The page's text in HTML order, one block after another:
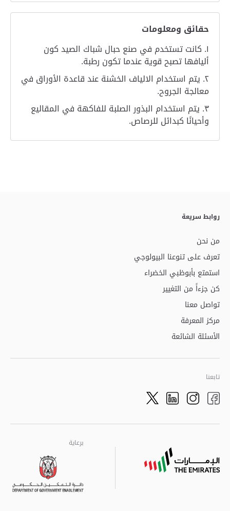
حقائق ومعلومات
كانت تستخدم في صنع حبال شباك الصيد كون
أليافها تصبح قوية عندما تكون رطبة.
يتم استخدام الالياف الخشنة عند قاعدة الأوراق في
معالجة الجروح.
يتم استخدام البذور الصلبة للفاكهة في المقاليع
وأحيانًا كبدائل للرصاص.
روابط سريعة
من نحن
تعرف على تنوعنا البيولوجي
استمتع بأبوظبي الخضراء
كن جزءاً من التغيير
تواصل معنا
مركز المعرفة
الأسئلة الشائعة
تابعنا
Facebook
Instagram
LinkedIn
Twitter
برعاية
برعاية